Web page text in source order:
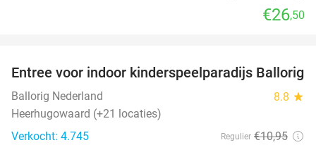
€26,50
32%
Entree voor indoor kinderspeelparadijs Ballorig
Ballorig Nederland 8.8 star
Heerhugowaard (+21 locaties)
Verkocht: 4.745
Regulier €10,95